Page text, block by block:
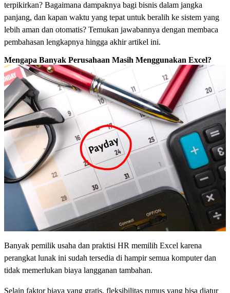
terpikirkan? Bagaimana dampaknya bagi bisnis dalam jangka
panjang, dan kapan waktu yang tepat untuk beralih ke sistem yang
lebih aman dan otomatis? Temukan jawabannya dengan membaca
pembahasan lengkapnya hingga akhir artikel ini.
Mengapa Banyak Perusahaan Masih Menggunakan Excel?
Banyak pemilik usaha dan praktisi HR memilih Excel karena
perangkat lunak ini sudah tersedia di hampir semua komputer dan
tidak memerlukan biaya langganan tambahan.
Selain faktor biaya yang gratis, fleksibilitas rumus yang bisa diatur